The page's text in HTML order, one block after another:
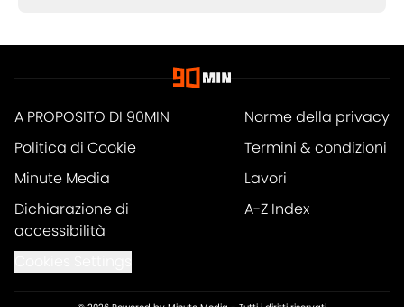
A PROPOSITO DI 90MIN
Norme della privacy
Politica di Cookie
Termini & condizioni
Minute Media
Lavori
Dichiarazione di
accessibilità
A-Z Index